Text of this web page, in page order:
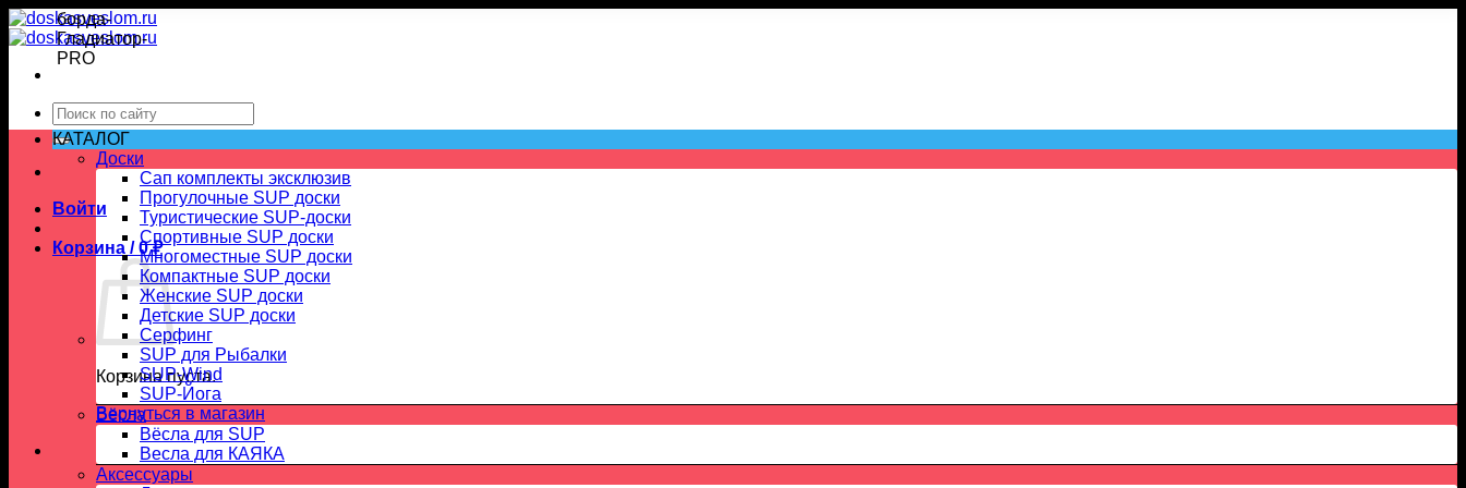
Skip
to
content
Искать:
Войти
Корзина /0₽
Корзина пуста.
Вернуться в магазин
КАТАЛОГ
Доски
Сап комплекты эксклюзив
Прогулочные SUP доски
Туристические SUP-доски
Спортивные SUP доски
Многоместные SUP доски
Компактные SUP доски
Женские SUP доски
Детские SUP доски
Серфинг
SUP для Рыбалки
SUP-Wind
SUP-Йога
Вёсла
Вёсла для SUP
Весла для КАЯКА
Аксессуары